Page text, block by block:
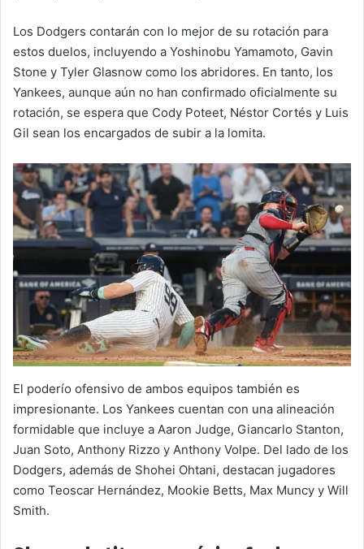
Los Dodgers contarán con lo mejor de su rotación para
estos duelos, incluyendo a Yoshinobu Yamamoto, Gavin
Stone y Tyler Glasnow como los abridores. En tanto, los
Yankees, aunque aún no han confirmado oficialmente su
rotación, se espera que Cody Poteet, Néstor Cortés y Luis
Gil sean los encargados de subir a la lomita.
El poderío ofensivo de ambos equipos también es
impresionante. Los Yankees cuentan con una alineación
formidable que incluye a Aaron Judge, Giancarlo Stanton,
Juan Soto, Anthony Rizzo y Anthony Volpe. Del lado de los
Dodgers, además de Shohei Ohtani, destacan jugadores
como Teoscar Hernández, Mookie Betts, Max Muncy y Will
Smith.